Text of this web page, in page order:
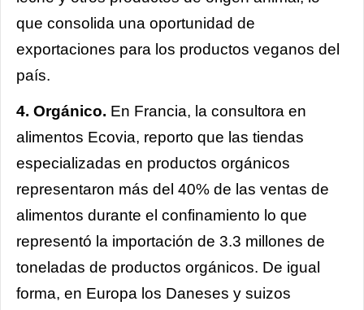
que consolida una oportunidad de
exportaciones para los productos veganos del
país.
4. Orgánico. En Francia, la consultora en
alimentos Ecovia, reporto que las tiendas
especializadas en productos orgánicos
representaron más del 40% de las ventas de
alimentos durante el confinamiento lo que
representó la importación de 3.3 millones de
toneladas de productos orgánicos. De igual
forma, en Europa los Daneses y suizos